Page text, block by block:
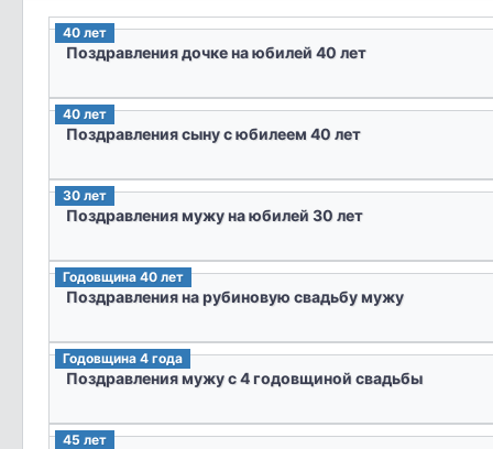
40 лет
Поздравления дочке на юбилей 40 лет
40 лет
Поздравления сыну с юбилеем 40 лет
30 лет
Поздравления мужу на юбилей 30 лет
Годовщина 40 лет
Поздравления на рубиновую свадьбу мужу
Годовщина 4 года
Поздравления мужу с 4 годовщиной свадьбы
45 лет